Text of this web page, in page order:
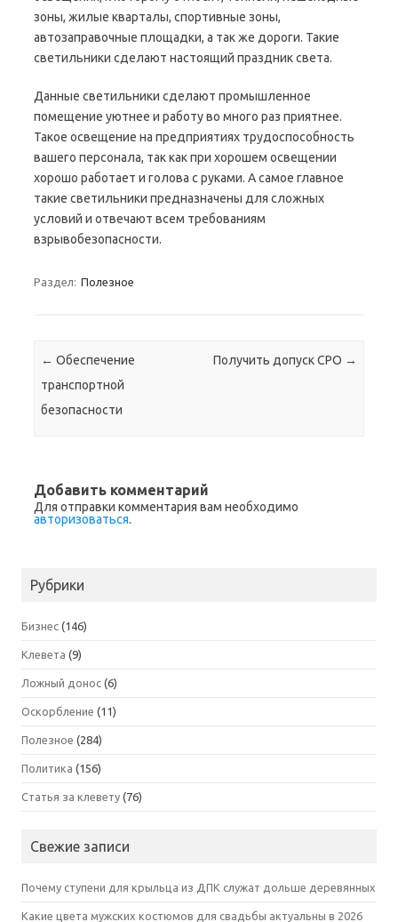
зоны, жилые кварталы, спортивные зоны,
автозаправочные площадки, а так же дороги. Такие
светильники сделают настоящий праздник света.
Данные светильники сделают промышленное
помещение уютнее и работу во много раз приятнее.
Такое освещение на предприятиях трудоспособность
вашего персонала, так как при хорошем освещении
хорошо работает и голова с руками. А самое главное
такие светильники предназначены для сложных
условий и отвечают всем требованиям
взрывобезопасности.
Раздел: Полезное
Навигация по записям
← Обеспечение
транспортной
безопасности
Получить допуск СРО →
Добавить комментарий
Для отправки комментария вам необходимо
авторизоваться.
Рубрики
Бизнес (146)
Клевета (9)
Ложный донос (6)
Оскорбление (11)
Полезное (284)
Политика (156)
Статья за клевету (76)
Свежие записи
Почему ступени для крыльца из ДПК служат дольше деревянных
Какие цвета мужских костюмов для свадьбы актуальны в 2026